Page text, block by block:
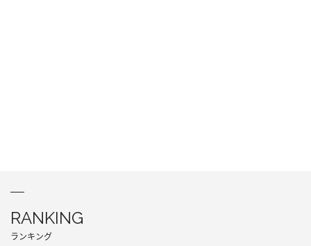
RANKING
ランキング